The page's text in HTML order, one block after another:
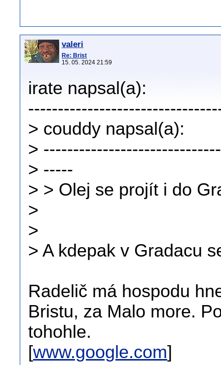
valeri
Re: Brist
15. 05. 2024 21:59
irate napsal(a):
> couddy napsal(a):
>
> -----
> > Olej se projít i do
>
>
> A kdepak v Gradacu
Radelič má hospodu
Bristu, za Malo more.
tohohle.
[www.google.com]